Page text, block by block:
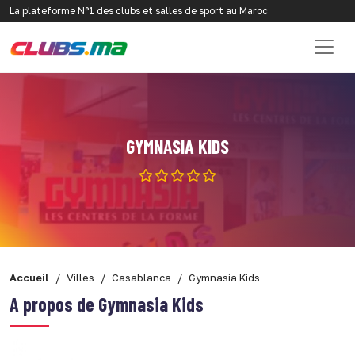
La plateforme N°1 des clubs et salles de sport au Maroc
GYMNASIA KIDS
Accueil Villes Casablanca Gymnasia Kids
A propos de Gymnasia Kids